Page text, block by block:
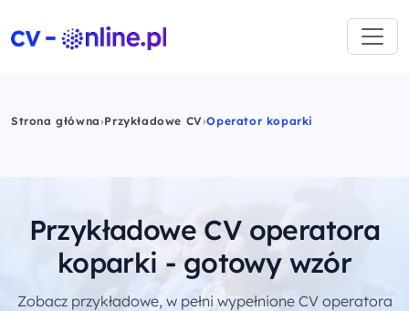
Strona główna›Przykładowe CV›Operator koparki
Przykładowe CV operatora
koparki - gotowy wzór
Zobacz przykładowe, w pełni wypełnione CV operatora